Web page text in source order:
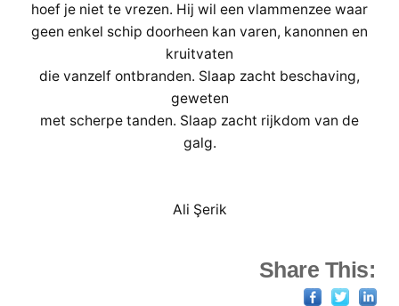
hoef je niet te vrezen. Hij wil een vlammenzee waar
geen enkel schip doorheen kan varen, kanonnen en
kruitvaten
die vanzelf ontbranden. Slaap zacht beschaving,
geweten
met scherpe tanden. Slaap zacht rijkdom van de
galg.
Ali Şerik
Share This: